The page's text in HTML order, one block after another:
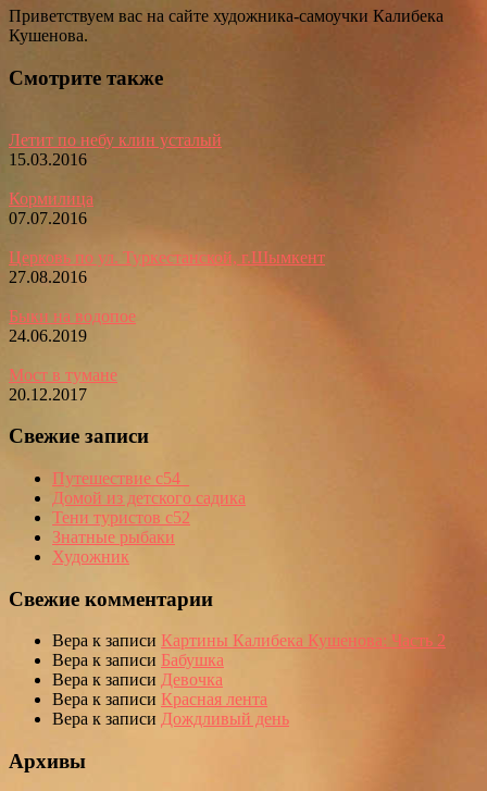
Приветствуем вас на сайте художника-самоучки Калибека
Кушенова.
Смотрите также
Летит по небу клин усталый
15.03.2016
Кормилица
07.07.2016
Церковь по ул. Туркестанской, г.Шымкент
27.08.2016
Быки на водопое
24.06.2019
Мост в тумане
20.12.2017
Свежие записи
Путешествие с54_
Домой из детского садика
Тени туристов с52
Знатные рыбаки
Художник
Свежие комментарии
Вера к записи Картины Калибека Кушенова: Часть 2
Вера к записи Бабушка
Вера к записи Девочка
Вера к записи Красная лента
Вера к записи Дождливый день
Архивы